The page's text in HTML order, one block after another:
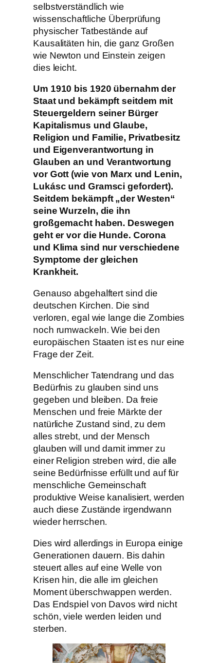
selbstverständlich wie
wissenschaftliche Überprüfung
physischer Tatbestände auf
Kausalitäten hin, die ganz Großen
wie Newton und Einstein zeigen
dies leicht.
Um 1910 bis 1920 übernahm der
Staat und bekämpft seitdem mit
Steuergeldern seiner Bürger
Kapitalismus und Glaube,
Religion und Familie, Privatbesitz
und Eigenverantwortung in
Glauben an und Verantwortung
vor Gott (wie von Marx und Lenin,
Lukásc und Gramsci gefordert).
Seitdem bekämpft „der Westen“
seine Wurzeln, die ihn
großgemacht haben. Deswegen
geht er vor die Hunde. Corona
und Klima sind nur verschiedene
Symptome der gleichen
Krankheit.
Genauso abgehalftert sind die
deutschen Kirchen. Die sind
verloren, egal wie lange die Zombies
noch rumwackeln. Wie bei den
europäischen Staaten ist es nur eine
Frage der Zeit.
Menschlicher Tatendrang und das
Bedürfnis zu glauben sind uns
gegeben und bleiben. Da freie
Menschen und freie Märkte der
natürliche Zustand sind, zu dem
alles strebt, und der Mensch
glauben will und damit immer zu
einer Religion streben wird, die alle
seine Bedürfnisse erfüllt und auf für
menschliche Gemeinschaft
produktive Weise kanalisiert, werden
auch diese Zustände irgendwann
wieder herrschen.
Dies wird allerdings in Europa einige
Generationen dauern. Bis dahin
steuert alles auf eine Welle von
Krisen hin, die alle im gleichen
Moment überschwappen werden.
Das Endspiel von Davos wird nicht
schön, viele werden leiden und
sterben.